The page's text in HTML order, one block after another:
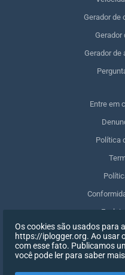
Gerador de
Gerador
Gerador de
Entre em
Política
Excluir
Retirar o
Os cookies são usados para
https://iplogger.org. Ao usar
com esse fato. Publicamos
você pode ler para saber